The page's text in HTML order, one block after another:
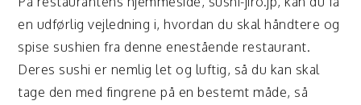
en udførlig vejledning i, hvordan du skal håndtere og
spise sushien fra denne enestående restaurant.
Deres sushi er nemlig let og luftig, så du kan skal
tage den med fingrene på en bestemt måde, så